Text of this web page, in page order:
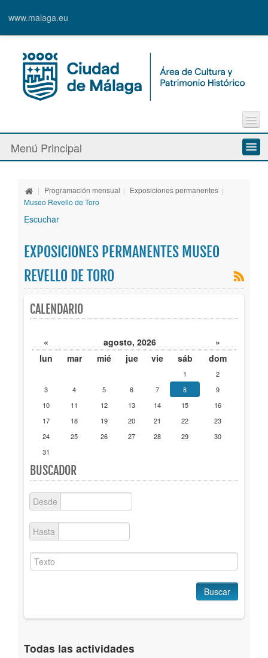
www.malaga.eu
Contacto
Quejas y Sugerencias
Menú Principal
Espacios culturales
Banda Municipal de Música
Publicaciones
Trámites
Newsletter
| Programación mensual | Exposiciones permanentes |
Museo Revello de Toro
Escuchar
EXPOSICIONES PERMANENTES MUSEO
REVELLO DE TORO
CALENDARIO
« agosto, 2026
»
lun
mar mié jue vie sáb dom
1
2
3
4 5 6 7 8
9
10
11 12 13 14 15
16
17
18 19 20 21 22
23
24
25 26 27 28 29
30
31
BUSCADOR
Desde
Hasta
Buscar
Todas las actividades